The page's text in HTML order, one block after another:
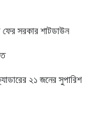
ফের সরকার শাটডাউন
২১ জনের সুপারিশ